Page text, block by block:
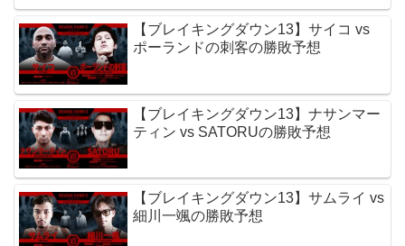
【ブレイキングダウン13】サイコ vs
ポーランドの刺客の勝敗予想
【ブレイキングダウン13】ナサンマー
ティン vs SATORUの勝敗予想
【ブレイキングダウン13】サムライ vs
細川一颯の勝敗予想